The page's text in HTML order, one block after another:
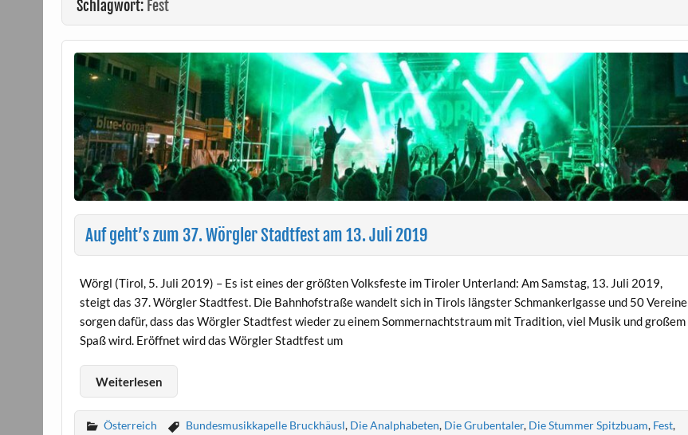
Schlagwort: Fest
Auf geht’s zum 37. Wörgler Stadtfest am 13. Juli 2019
Wörgl (Tirol, 5. Juli 2019) – Es ist eines der größten Volksfeste im Tiroler Unterland: Am Samstag, 13. Juli 2019,
steigt das 37. Wörgler Stadtfest. Die Bahnhofstraße wandelt sich in Tirols längster Schmankerlgasse und 50 Vereine
sorgen dafür, dass das Wörgler Stadtfest wieder zu einem Sommernachtstraum mit Tradition, viel Musik und großem
Spaß wird. Eröffnet wird das Wörgler Stadtfest um
Weiterlesen
Österreich Bundesmusikkapelle Bruckhäusl, Die Analphabeten, Die Grubentaler, Die Stummer Spitzbuam, Fest,